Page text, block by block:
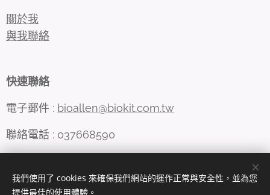
關於我
與我聯絡
快速聯絡
電子郵件 : bioallen@biokit.com.tw
聯絡電話 : 037668590
我們使用了 cookies 來確保我們網站的運作正常與安全性，並為您
提供最佳的使用體驗。